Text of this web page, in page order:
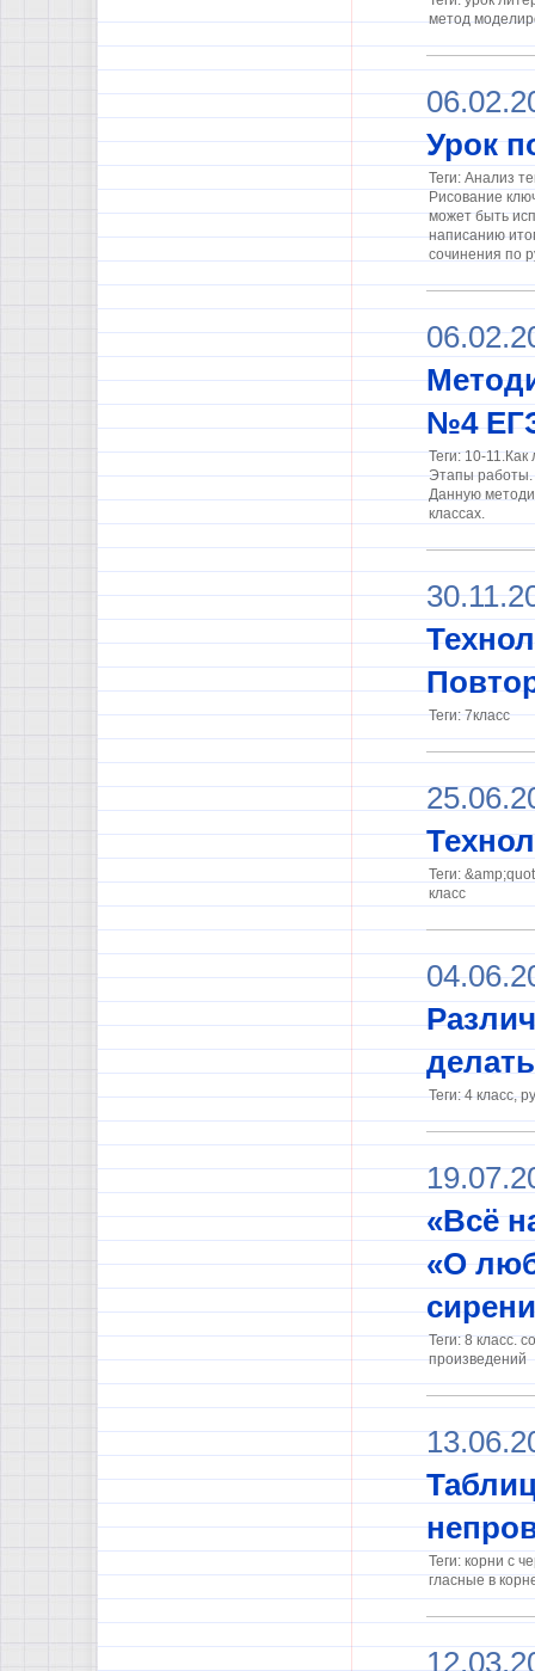
метод
Урок
Теги: Анализ
Рисование
может быть
написанию
сочинения по
№4
Теги: 10-
Этапы работы.
Данную
классах.
Теги: 7класс
Теги:
класс
Теги: 4 класс,
«Всё
«О
Теги: 8 класс.
произведений
Теги: корни с
гласные в